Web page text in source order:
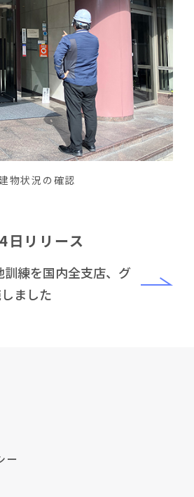
物状況の確認
リリース
練を国内全支店、グ
ました
ー